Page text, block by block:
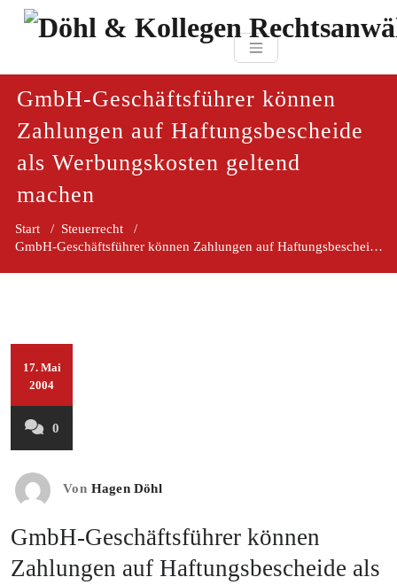
Zum
Döhl & Kollegen
GmbH-Geschäftsführer können
Zahlungen auf Haftungsbescheide
als Werbungskosten geltend
machen
Start / Steuerrecht /
GmbH-Geschäftsführer können Zahlungen auf Haftungsbescheide als Werbungskosten geltend machen
17. Mai
2004
0
Von Hagen Döhl
GmbH-Geschäftsführer können
Zahlungen auf Haftungsbescheide als